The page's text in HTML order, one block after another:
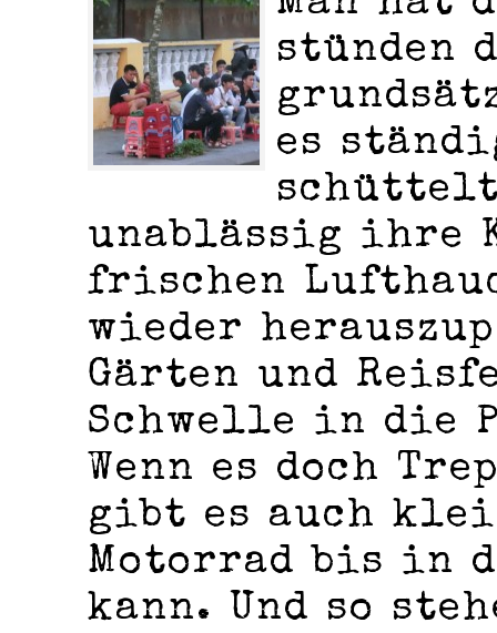
stünden
es
unablässig ihre
frischen
wieder
Gärten und
Schwelle in die
Wenn es doch
gibt es auch
Motorrad bis in
kann. Und so